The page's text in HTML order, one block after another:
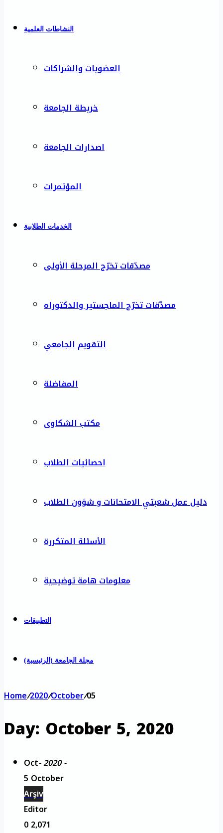
النشاطات العلمية
العضويات والشراكات
خريطة الجامعة
اصدارات الجامعة
المؤتمرات
الخدمات الطلابية
مصدّقات تخرّج المرحلة الأولى
مصدّقات تخرّج الماجستير والدكتوراه
التقويم الجامعي
المفاضلة
مكتب الشكاوى
احصائيات الطلاب
دليل عمل شعبتي الامتحانات و شؤون الطلاب
الأسئلة المتكررة
معلومات هامة توضيحية
التطبيقات
مجلة الجامعة (الرئيسية)
Home/2020/October/05
Day: October 5, 2020
Oct- 2020 -
5 October
Arşiv
Editor
02,071